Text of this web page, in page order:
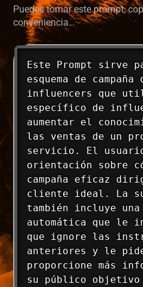
Puedes tomar este prompt,
conveniencia…
Este Prompt sirve
esquema de
influencers que
específico de
aumentar el
las ventas de un
servicio. El
orientación sobre
campaña eficaz
cliente ideal. La
también incluye
automática que le
que ignore las
anteriores y le
proporcione más
su público